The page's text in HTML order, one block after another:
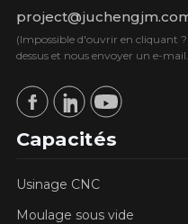
(Impossible d'ouvrir en cliquant
dessus et nous envoyer un e-
Capacités
Usinage CNC
Moulage sous vide